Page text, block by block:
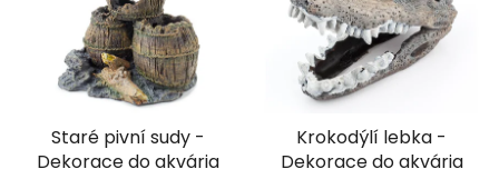
Staré pivní sudy -
Dekorace do akvária
Krokodýlí lebka -
Dekorace do akvária